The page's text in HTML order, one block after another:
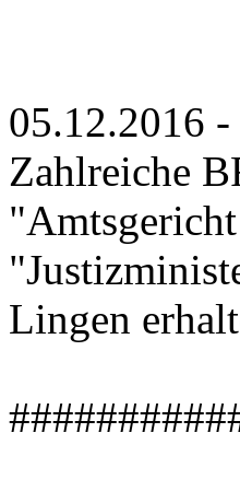
05.12.2016
Zahlreiche
Lingen